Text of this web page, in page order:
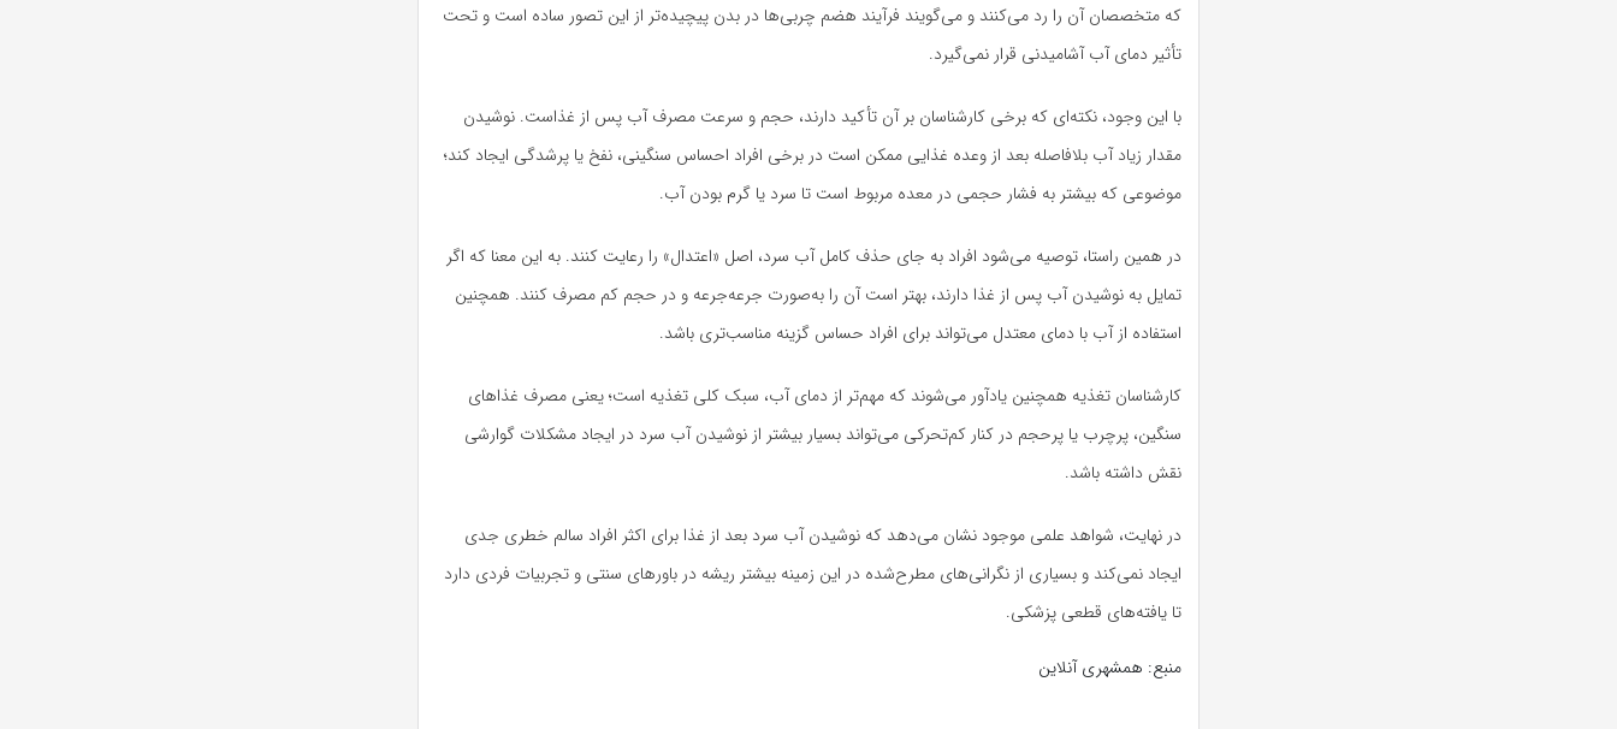
که متخصصان آن را رد می‌کنند و می‌گویند فرآیند هضم چربی‌ها در بدن پیچیده‌تر از این تصور ساده است و تحت
تأثیر دمای آب آشامیدنی قرار نمی‌گیرد.
با این وجود، نکته‌ای که برخی کارشناسان بر آن تأکید دارند، حجم و سرعت مصرف آب پس از غذاست. نوشیدن
مقدار زیاد آب بلافاصله بعد از وعده غذایی ممکن است در برخی افراد احساس سنگینی، نفخ یا پرشدگی ایجاد کند؛
موضوعی که بیشتر به فشار حجمی در معده مربوط است تا سرد یا گرم بودن آب.
در همین راستا، توصیه می‌شود افراد به جای حذف کامل آب سرد، اصل «اعتدال» را رعایت کنند. به این معنا که اگر
تمایل به نوشیدن آب پس از غذا دارند، بهتر است آن را به‌صورت جرعه‌جرعه و در حجم کم مصرف کنند. همچنین
استفاده از آب با دمای معتدل می‌تواند برای افراد حساس گزینه مناسب‌تری باشد.
کارشناسان تغذیه همچنین یادآور می‌شوند که مهم‌تر از دمای آب، سبک کلی تغذیه است؛ یعنی مصرف غذاهای
سنگین، پرچرب یا پرحجم در کنار کم‌تحرکی می‌تواند بسیار بیشتر از نوشیدن آب سرد در ایجاد مشکلات گوارشی
نقش داشته باشد.
در نهایت، شواهد علمی موجود نشان می‌دهد که نوشیدن آب سرد بعد از غذا برای اکثر افراد سالم خطری جدی
ایجاد نمی‌کند و بسیاری از نگرانی‌های مطرح‌شده در این زمینه بیشتر ریشه در باورهای سنتی و تجربیات فردی دارد
تا یافته‌های قطعی پزشکی.
منبع: همشهری آنلاین